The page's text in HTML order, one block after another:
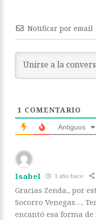
Notificar por email
1 COMENTARIO
Antiguos
Isabel 1 año hace
Gracias Zenda., por
Socorro Venegas….
encantó esa forma